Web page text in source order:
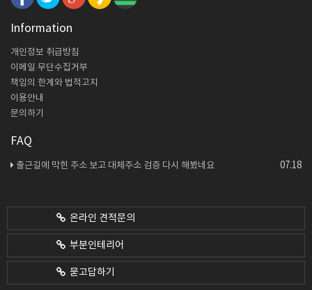
Information
개인정보 취급방침
이메일 무단수집거부
책임의 한계와 법적고지
이용안내
문의하기
FAQ
07.18
출근길에 막힌 주소 보고 대체주소 검증 다시 해봤네요
온라인 견적문의
부분인테리어
묻고답하기